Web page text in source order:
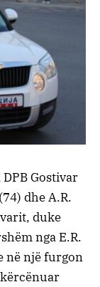
Gostivar
dhe A.R.
duke
nga E.R.
në një furgon